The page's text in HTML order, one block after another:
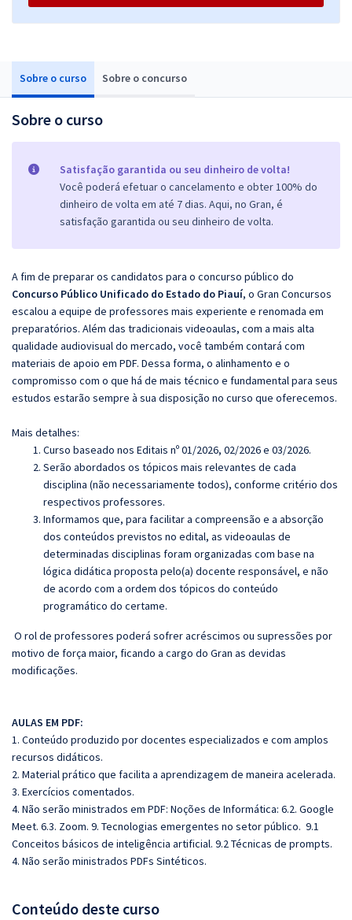
Sobre o curso Sobre o concurso
Sobre o curso
Satisfação garantida ou seu dinheiro de volta!
Você poderá efetuar o cancelamento e obter 100% do
dinheiro de volta em até 7 dias. Aqui, no Gran, é
satisfação garantida ou seu dinheiro de volta.
A fim de preparar os candidatos para o concurso público do
Concurso Público Unificado do Estado do Piauí, o Gran Concursos
escalou a equipe de professores mais experiente e renomada em
preparatórios. Além das tradicionais videoaulas, com a mais alta
qualidade audiovisual do mercado, você também contará com
materiais de apoio em PDF. Dessa forma, o alinhamento e o
compromisso com o que há de mais técnico e fundamental para seus
estudos estarão sempre à sua disposição no curso que oferecemos.
Mais detalhes:
Curso baseado nos Editais nº 01/2026, 02/2026 e 03/2026.
Serão abordados os tópicos mais relevantes de cada
disciplina (não necessariamente todos), conforme critério dos
respectivos professores.
Informamos que, para facilitar a compreensão e a absorção
dos conteúdos previstos no edital, as videoaulas de
determinadas disciplinas foram organizadas com base na
lógica didática proposta pelo(a) docente responsável, e não
de acordo com a ordem dos tópicos do conteúdo
programático do certame.
O rol de professores poderá sofrer acréscimos ou supressões por
motivo de força maior, ficando a cargo do Gran as devidas
modificações.
AULAS EM PDF:
1. Conteúdo produzido por docentes especializados e com amplos
recursos didáticos.
2. Material prático que facilita a aprendizagem de maneira acelerada.
3. Exercícios comentados.
4. Não serão ministrados em PDF: Noções de Informática: 6.2. Google
Meet. 6.3. Zoom. 9. Tecnologias emergentes no setor público. 9.1
Conceitos básicos de inteligência artificial. 9.2 Técnicas de prompts.
4. Não serão ministrados PDFs Sintéticos.
Conteúdo deste curso